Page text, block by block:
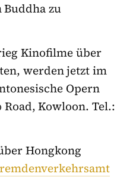
zu
Kinofilme über
werden jetzt im
Opern
Kowloon. Tel.:
Hongkong